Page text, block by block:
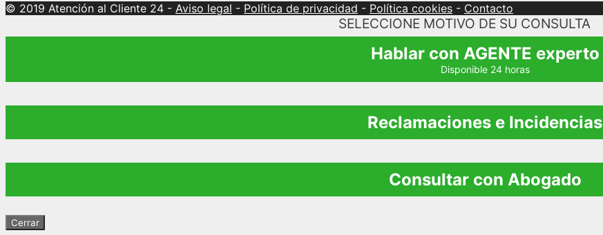
© 2019 Atención al Cliente 24 - Aviso legal - Política de privacidad - Política cookies - Contacto
SELECCIONE MOTIVO DE SU CONSULTA
Hablar con AGENTE experto
Disponible 24 horas
Reclamaciones e Incidencias
Consultar con Abogado
Cerrar